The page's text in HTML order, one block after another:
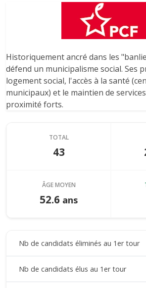
Historiquement ancré dans les
défend un municipalisme social. Ses
logement social, l'accès à la santé
municipaux) et le maintien de
proximité forts.
TOTAL
43
ÂGE MOYEN
52.6 ans
Nb de candidats éliminés au 1er tour
Nb de candidats élus au 1er tour